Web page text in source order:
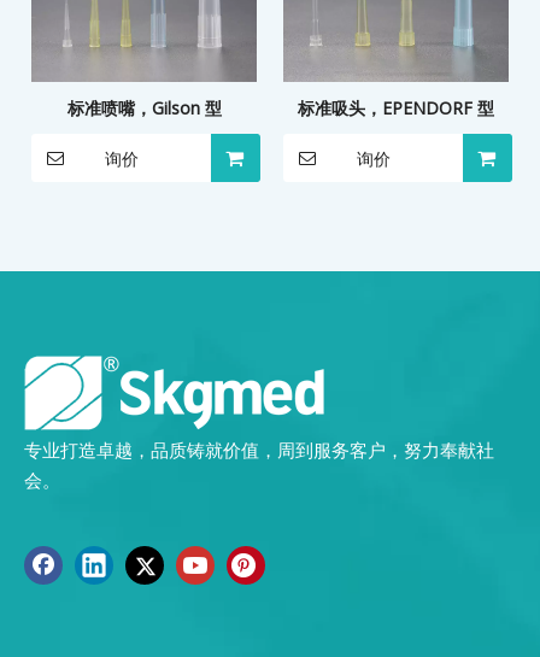
标准喷嘴，Gilson 型
询价
标准吸头，EPENDORF 型
询价
专业打造卓越，品质铸就价值，周到服务客户，努力奉献社
会。